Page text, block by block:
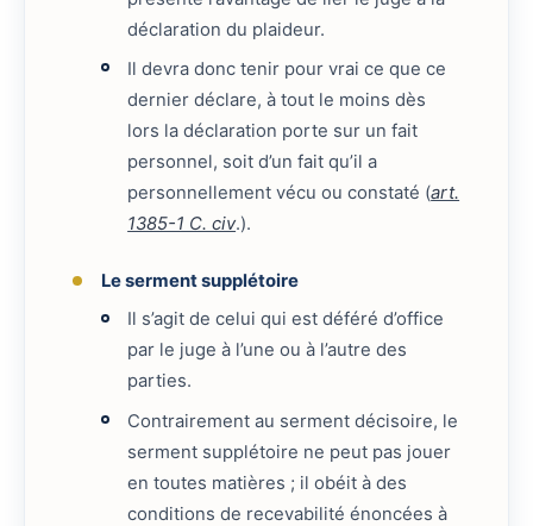
déclaration du plaideur.
Il devra donc tenir pour vrai ce que ce
dernier déclare, à tout le moins dès
lors la déclaration porte sur un fait
personnel, soit d’un fait qu’il a
personnellement vécu ou constaté (art.
1385-1 C. civ.).
Le serment supplétoire
Il s’agit de celui qui est déféré d’office
par le juge à l’une ou à l’autre des
parties.
Contrairement au serment décisoire, le
serment supplétoire ne peut pas jouer
en toutes matières ; il obéit à des
conditions de recevabilité énoncées à